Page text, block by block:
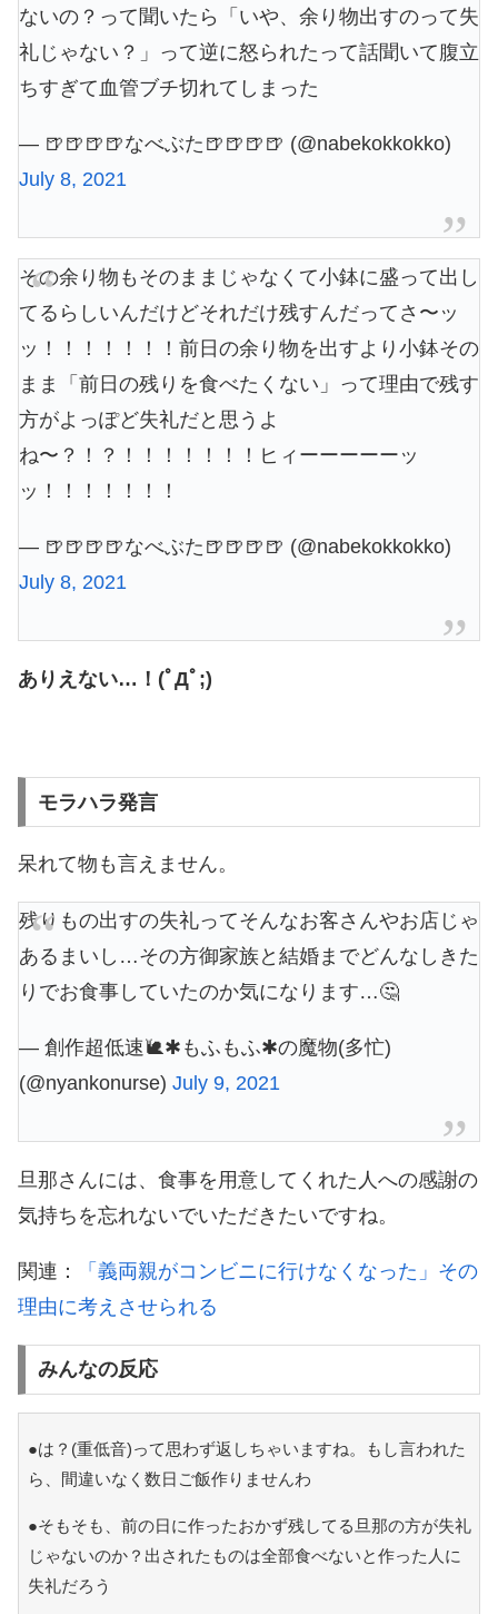
ないの？って聞いたら「いや、余り物出すのって失
礼じゃない？」って逆に怒られたって話聞いて腹立
ちすぎて血管ブチ切れてしまった
— 🍺🍺🍺🍺なべぶた🍺🍺🍺🍺 (@nabekokkokko)
July 8, 2021
その余り物もそのままじゃなくて小鉢に盛って出し
てるらしいんだけどそれだけ残すんだってさ〜ッ
ッ！！！！！！！前日の余り物を出すより小鉢その
まま「前日の残りを食べたくない」って理由で残す
方がよっぽど失礼だと思うよ
ね〜？！？！！！！！！！ヒィーーーーーッ
ッ！！！！！！！
— 🍺🍺🍺🍺なべぶた🍺🍺🍺🍺 (@nabekokkokko)
July 8, 2021
ありえない…！(ﾟДﾟ;)
モラハラ発言
呆れて物も言えません。
残りもの出すの失礼ってそんなお客さんやお店じゃ
あるまいし…その方御家族と結婚までどんなしきた
りでお食事していたのか気になります…🤔
— 創作超低速🐌✱もふもふ✱の魔物(多忙)
(@nyankonurse) July 9, 2021
旦那さんには、食事を用意してくれた人への感謝の
気持ちを忘れないでいただきたいですね。
関連：
「義両親がコンビニに行けなくなった」その
理由に考えさせられる
みんなの反応
●は？(重低音)って思わず返しちゃいますね。もし言われた
ら、間違いなく数日ご飯作りませんわ
●そもそも、前の日に作ったおかず残してる旦那の方が失礼
じゃないのか？出されたものは全部食べないと作った人に
失礼だろう